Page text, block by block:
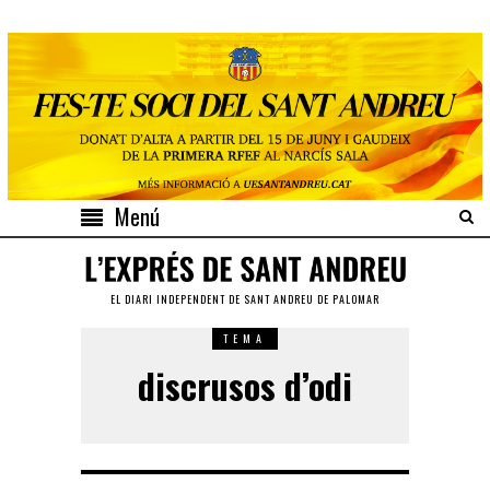
Menú
EL DIARI INDEPENDENT DE SANT ANDREU DE PALOMAR
TEMA
discrusos d’odi